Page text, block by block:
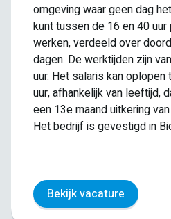
omgeving waar geen dag
kunt tussen de 16 en 40
werken, verdeeld over
dagen. De werktijden zijn
uur. Het salaris kan oplopen
uur, afhankelijk van leeftijd,
een 13e maand uitkering
Het bedrijf is gevestigd in
Bekijk vacature